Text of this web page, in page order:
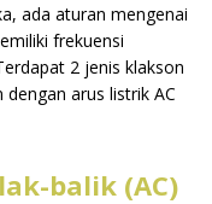
ada aturan mengenai
frekuensi
2 jenis klakson
arus listrik AC
balik (AC)